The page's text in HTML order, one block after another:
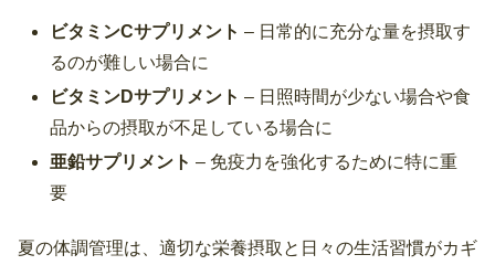
ビタミンCサプリメント – 日常的に充分な量を摂取す
るのが難しい場合に
ビタミンDサプリメント – 日照時間が少ない場合や食
品からの摂取が不足している場合に
亜鉛サプリメント – 免疫力を強化するために特に重
要
夏の体調管理は、適切な栄養摂取と日々の生活習慣がカギ